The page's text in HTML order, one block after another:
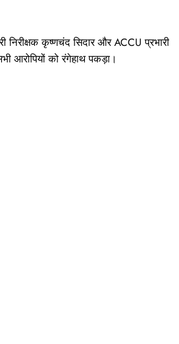
निरीक्षक कृष्णचंद सिदार और ACCU प्रभारी
आरोपियों को रंगेहाथ पकड़ा।